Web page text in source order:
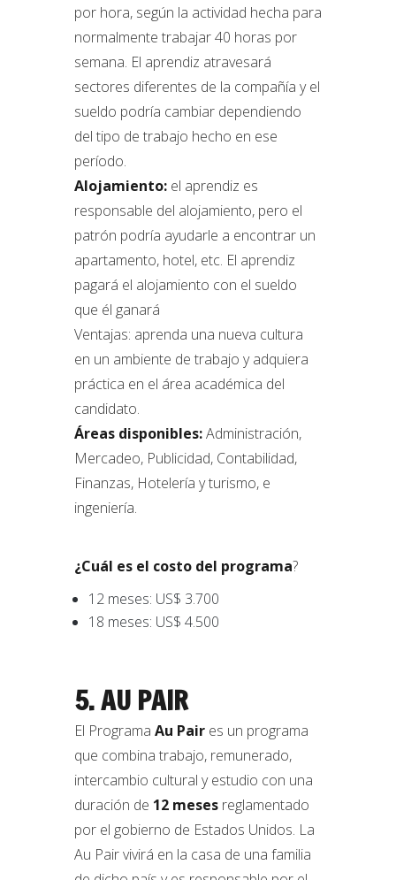
por hora, según la actividad hecha para
normalmente trabajar 40 horas por
semana. El aprendiz atravesará
sectores diferentes de la compañía y el
sueldo podría cambiar dependiendo
del tipo de trabajo hecho en ese
período.
Alojamiento: el aprendiz es
responsable del alojamiento, pero el
patrón podría ayudarle a encontrar un
apartamento, hotel, etc. El aprendiz
pagará el alojamiento con el sueldo
que él ganará
Ventajas: aprenda una nueva cultura
en un ambiente de trabajo y adquiera
práctica en el área académica del
candidato.
Áreas disponibles:Administración,
Mercadeo, Publicidad, Contabilidad,
Finanzas, Hotelería y turismo, e
ingeniería.
¿Cuál es el costo del programa?
12 meses: US$ 3.700
18 meses: US$ 4.500
5. AU PAIR
El Programa Au Pair es un programa
que combina trabajo, remunerado,
intercambio cultural y estudio con una
duración de 12 meses reglamentado
por el gobierno de Estados Unidos. La
Au Pair vivirá en la casa de una familia